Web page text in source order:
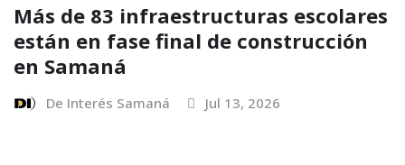
Más de 83 infraestructuras escolares
están en fase final de construcción
en Samaná
De Interés Samaná Jul 13, 2026